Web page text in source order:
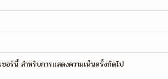
อร์นี้ สำหรับการแสดงความเห็นครั้งถัดไป